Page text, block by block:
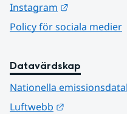
Instagram
Policy för sociala medier
Datavärdskap
Nationella
Luftwebb